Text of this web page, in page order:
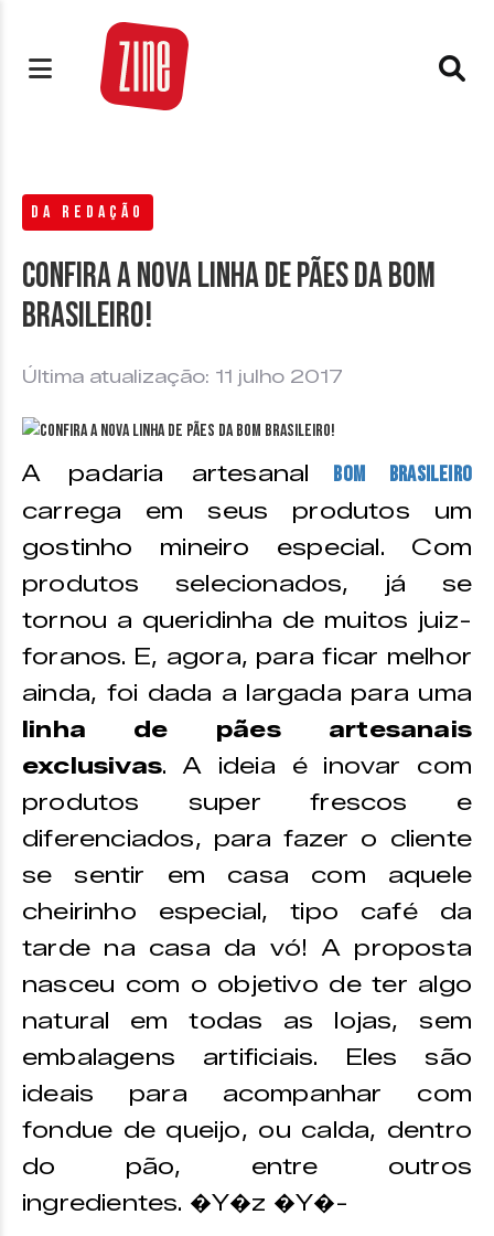
DA REDAÇÃO
Confira a nova linha de pães da Bom
Brasileiro!
Última atualização: 11 julho 2017
A padaria artesanal Bom Brasileiro
carrega em seus produtos um
gostinho mineiro especial. Com
produtos selecionados, já se
tornou a queridinha de muitos juiz-
foranos. E, agora, para ficar melhor
ainda, foi dada a largada para uma
linha de pães artesanais
exclusivas. A ideia é inovar com
produtos super frescos e
diferenciados, para fazer o cliente
se sentir em casa com aquele
cheirinho especial, tipo café da
tarde na casa da vó! A proposta
nasceu com o objetivo de ter algo
natural em todas as lojas, sem
embalagens artificiais. Eles são
ideais para acompanhar com
fondue de queijo, ou calda, dentro
do pão, entre outros
ingredientes. �Y�z �Y�-